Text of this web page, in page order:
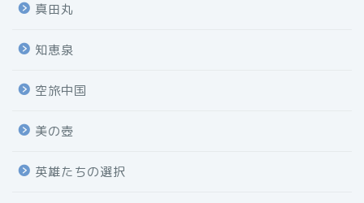
真田丸
知恵泉
空旅中国
美の壺
英雄たちの選択